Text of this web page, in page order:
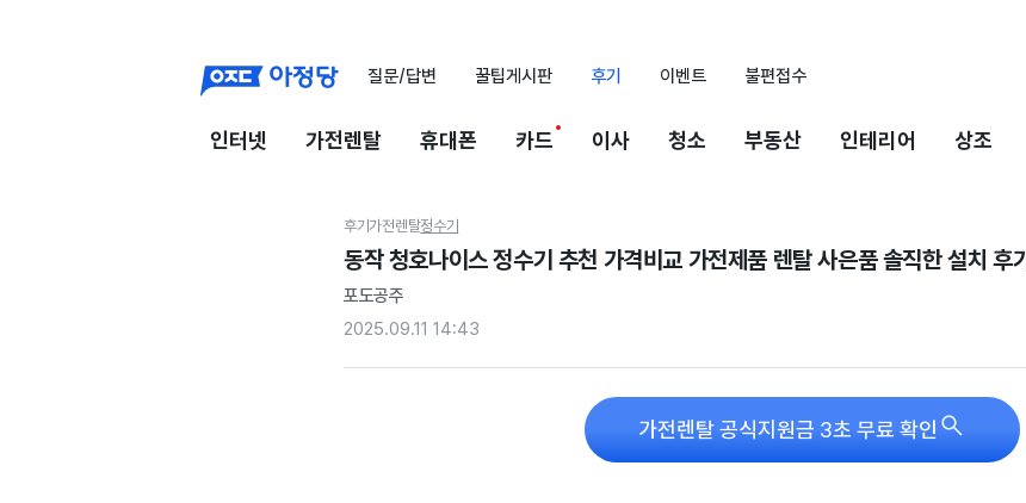
질문/답변 꿀팁게시판 후기 이벤트 불편접수
인터넷 가전렌탈 휴대폰 카드 이사 청소 부동산 인테리어 상조
후기가전렌탈정수기
동작 청호나이스 정수기 추천 가격비교 가전제품 렌탈 사은품 솔직한 설치 후기
포도공주
2025.09.11 14:43
가전렌탈 공식지원금 3초 무료 확인 